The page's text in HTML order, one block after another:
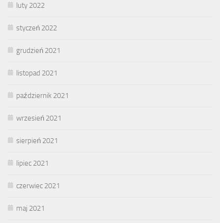
luty 2022
styczeń 2022
grudzień 2021
listopad 2021
październik 2021
wrzesień 2021
sierpień 2021
lipiec 2021
czerwiec 2021
maj 2021